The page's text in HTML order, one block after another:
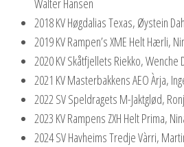
2018 KV Høgdalias Texas, Øystein
2019 KV Rampen’s XME Helt Hærli,
2020 KV Skåtfjellets Riekko,
2021 KV Masterbakkens AEO Àrja,
2022 SV Speldragets M-Jaktglød,
2023 KV Rampens ZXH Helt Prima,
2024 SV Havheims Tredje Vàrri,